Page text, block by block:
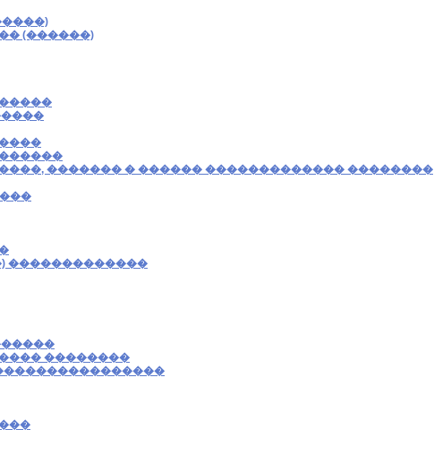
(������)
������� � ������ ������������� ��������
�������������
��������